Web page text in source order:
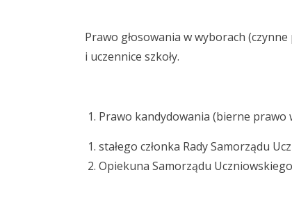
Prawo głosowania w wyborach
i uczennice szkoły.
Prawo kandydowania (bierne prawo
stałego członka Rady Samorządu
Opiekuna Samorządu